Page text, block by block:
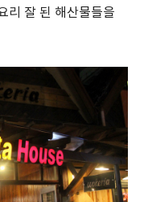
리 잘 된 해산물들을